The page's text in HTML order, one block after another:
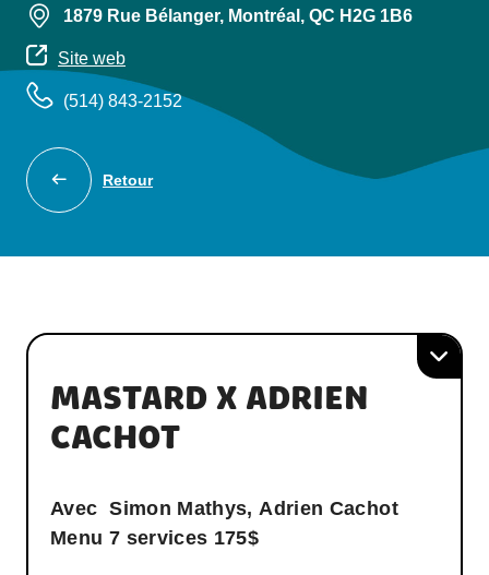
1879 Rue Bélanger, Montréal, QC H2G 1B6
Site web
(514) 843-2152
Retour
MASTARD X ADRIEN
CACHOT
Avec Simon Mathys, Adrien Cachot
Menu 7 services 175$